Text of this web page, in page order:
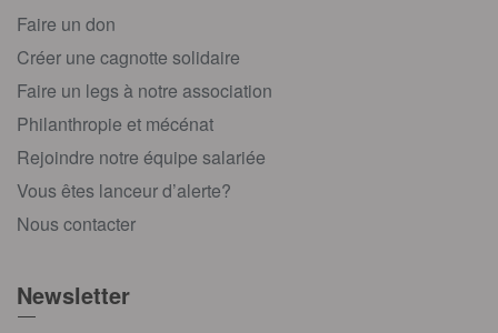
Faire un don
Créer une cagnotte solidaire
Faire un legs à notre association
Philanthropie et mécénat
Rejoindre notre équipe salariée
Vous êtes lanceur d’alerte?
Nous contacter
Newsletter